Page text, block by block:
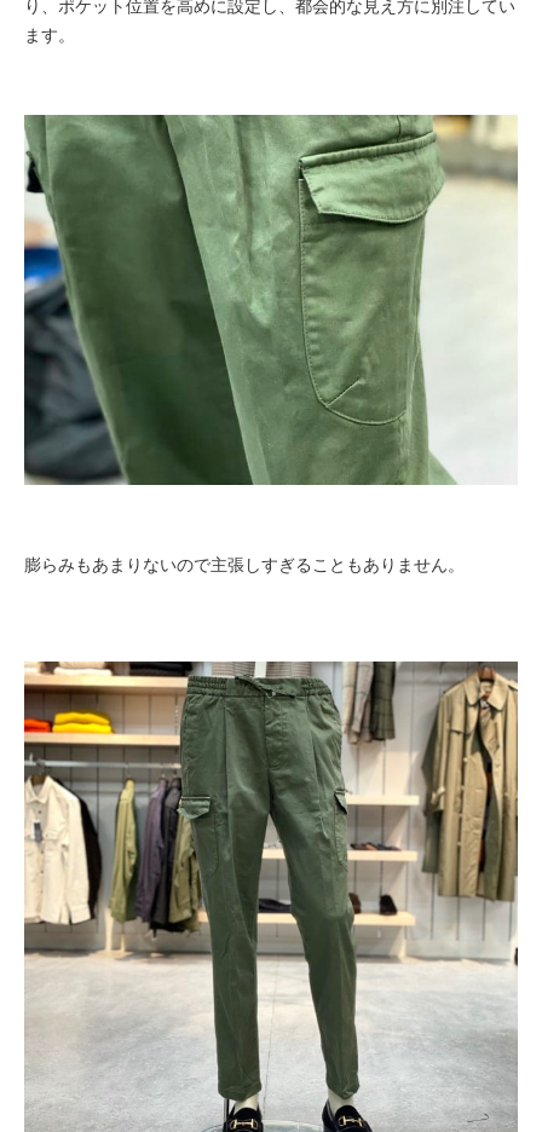
り、ポケット位置を高めに設定し、都会的な見え方に別注してい
ます。
膨らみもあまりないので主張しすぎることもありません。